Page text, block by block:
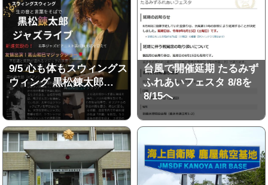
9/5 心も体もスウィングス
ウィング 黒松錬太郎…
台風で開催延期 たるみず
ふれあいフェスタ 8/8を
8/15へ